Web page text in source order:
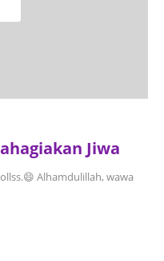
Jiwa
Alhamdulillah, wawa